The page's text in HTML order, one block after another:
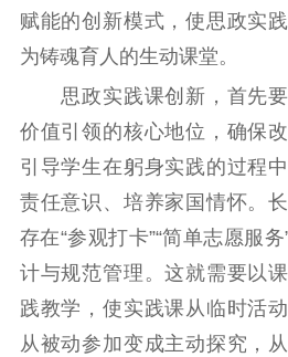
理论武
理论学习 宣传宣讲
哲学社
社科强省 工作通知
江苏文脉
新闻宣
主题宣传 对外宣传
记者之家
赋能的创新模式，使思政实
为铸魂育人的生动课堂。
思政实践课创新，首先要
价值引领的核心地位，确保
引导学生在躬身实践的过程
责任意识、培养家国情怀。
存在“参观打卡”“简单志愿服
计与规范管理。这就需要以
践教学，使实践课从临时活
从被动参加变成主动探究，